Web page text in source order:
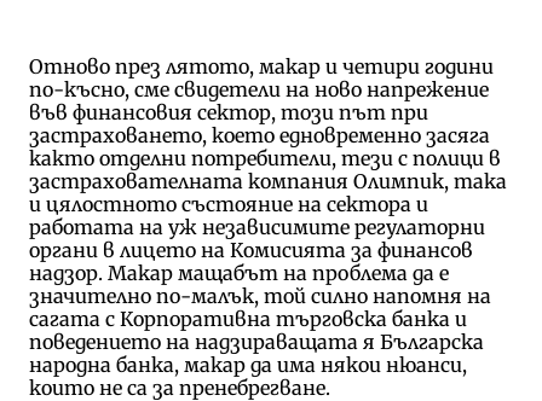
Отново през лятото, макар и четири години
по-късно, сме свидетели на ново напрежение
във финансовия сектор, този път при
застраховането, което едновременно засяга
както отделни потребители, тези с полици в
застрахователната компания Олимпик, така
и цялостното състояние на сектора и
работата на уж независимите регулаторни
органи в лицето на Комисията за финансов
надзор. Макар мащабът на проблема да е
значително по-малък, той силно напомня на
сагата с Корпоративна търговска банка и
поведението на надзираващата я Българска
народна банка, макар да има някои нюанси,
които не са за пренебрегване.